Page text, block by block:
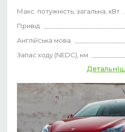
Макс. потужність, загальна, кВт
Привід
Англійська мова
Запас ходу (NEDC), км